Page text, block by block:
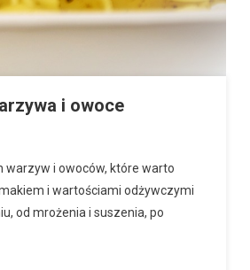
i owoce
warzyw i owoców, które warto
i wartościami odżywczymi
od mrożenia i suszenia, po